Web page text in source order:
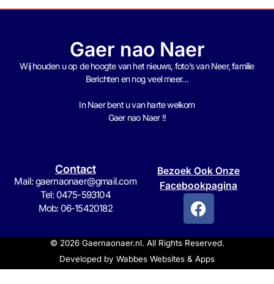
Gaer nao Naer
Wij houden u op de hoogte van het nieuws, foto’s van Neer, familie
Berichten en nog veel meer…
In Naer bent u van harte welkom
Gaer nao Naer !!
Contact
Mail: gaernaonaer@gmail.com
Tel: 0475-593104
Mob: 06-15420182
Bezoek Ook Onze
Facebookpagina
© 2026 Gaernaonaer.nl. All Rights Reserved.
Developed by Wabbes Websites & Apps